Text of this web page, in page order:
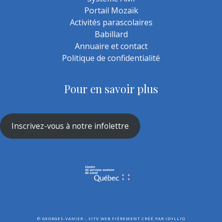
Portail Mozaïk
Activités parascolaires
Babillard
Annuaire et contact
Politique de confidentialité
Pour en savoir plus
Inscrivez-vous à notre infolettre
© GEORGES-VANIER - SITE WEB FIÈREMENT CRÉÉ PAR IDYLLIQ